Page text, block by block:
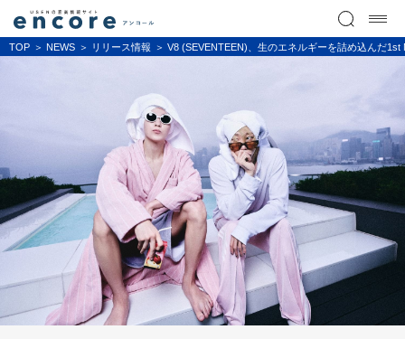
TOP NEWS リリース情報 V8 (SEVENTEEN)、生のエネルギーを詰め込んだ